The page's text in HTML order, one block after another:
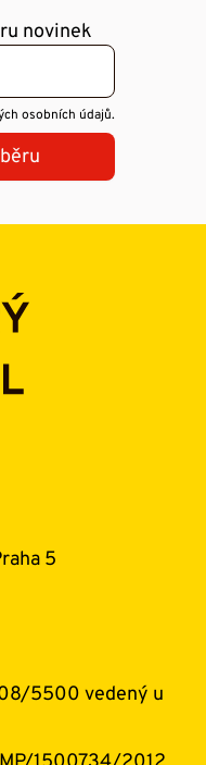
novinek
osobních údajů.
5
5500 vedený u